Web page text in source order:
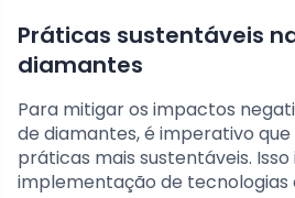
Práticas sustentáveis
diamantes
Para mitigar os impactos
de diamantes, é imperativo
práticas mais sustentáveis. Isso
implementação de tecnologias